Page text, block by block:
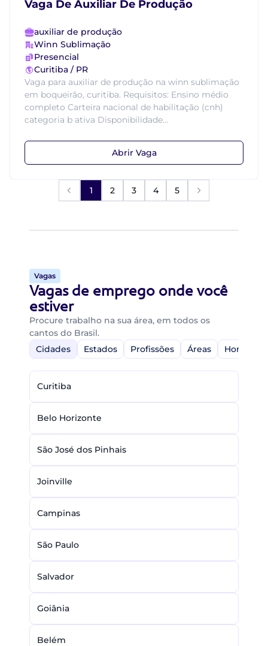
Vaga De Auxiliar De Produção
auxiliar de produção
Winn Sublimação
Presencial
Curitiba / PR
Vaga para auxiliar de produção na winn sublimação
em boqueirão, curitiba. Requisitos: Ensino médio
completo Carteira nacional de habilitação (cnh)
categoria b ativa Disponibilidade...
Abrir Vaga
1 2 3 4 5
Vagas
Vagas de emprego onde você
estiver
Procure trabalho na sua área, em todos os
cantos do Brasil.
Cidades
Estados Profissões Áreas Home-
Curitiba
Belo Horizonte
São José dos Pinhais
Joinville
Campinas
São Paulo
Salvador
Goiânia
Belém